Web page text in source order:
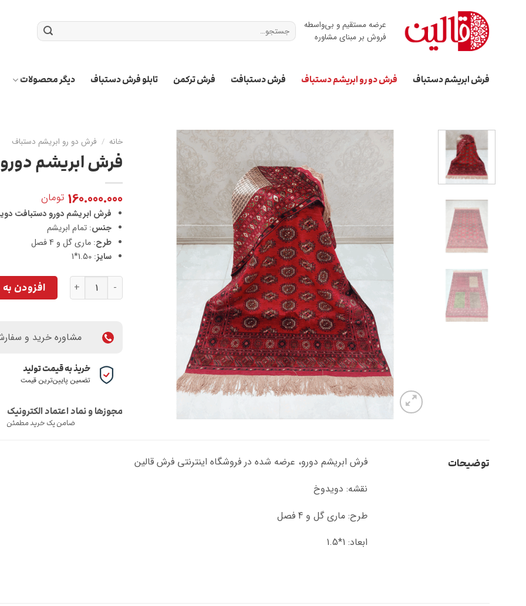
عرضه مستقیم و بی‌واسطه
فروش بر مبنای مشاوره
جستجو
برای:
فرش ابریشم دستباف فرش دو رو ابریشم دستباف فرش دستبافت فرش ترکمن تابلو فرش دستباف دیگر محصولات
خانه / فرش دو رو ابریشم دستباف
فرش ابریشم دورو
160.000.000 تومان
فرش ابریشم دورو دستبافت
جنس: تمام ابریشم
طرح: ماری گل و 4 فصل
سایز: 1.50*1
فرش ابریشم دورو - کد 1 عددافزودن
مشاوره خرید و
خریذ به قیمت تولید
تضمین پایین‌ترین قیمت
مجوزها و نماد اعتماد الکترونیک
ضامن یک خرید مطمئن
توضیحات
فرش ابریشم دورو، عرضه شده در فروشگاه اینترنتی فرش قالین
نقشه: دویدوخ
طرح: ماری گل و 4 فصل
ابعاد: 1*1.5